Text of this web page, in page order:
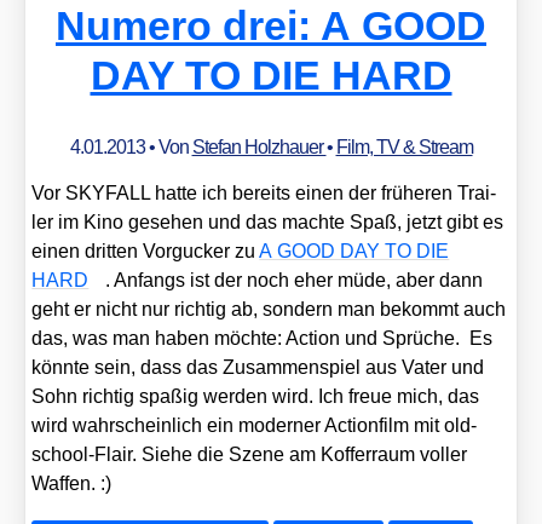
Numero drei: A GOOD
DAY TO DIE HARD
4.01.2013• Von Stefan Holzhauer• Film, TV & Stream
Vor SKYFALL hat­te ich bereits einen der frü­he­ren Trai­
ler im Kino gese­hen und das mach­te Spaß, jetzt gibt es
einen drit­ten Vor­gu­cker zuA GOOD DAY TO DIE
HARD
. Anfangs ist der noch eher müde, aber dann
geht er nicht nur rich­tig ab, son­dern man bekommt auch
das, was man haben möch­te: Action und Sprü­che. Es
könn­te sein, dass das Zusam­men­spiel aus Vater und
Sohn rich­tig spa­ßig wer­den wird. Ich freue mich, das
wird wahr­schein­lich ein moder­ner Action­film mit old­
school-Flair. Sie­he die Sze­ne am Kof­fer­raum vol­ler
Waf­fen. :)